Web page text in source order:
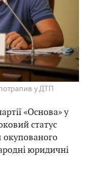
у ДТП
«Основа» у
статус
окупованого
юридичні